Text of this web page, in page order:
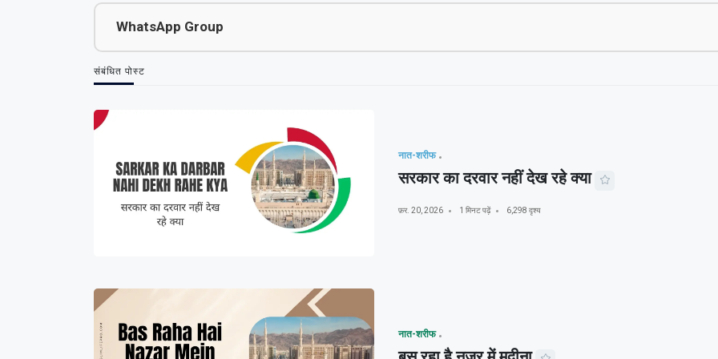
WhatsApp Group
संबंधित पोस्ट
नात-शरीफ
सरकार का दरवार नहीं देख रहे क्या
फ़र. 20, 2026 1 मिनट पढ़ें 6,298 दृश्य
नात-शरीफ